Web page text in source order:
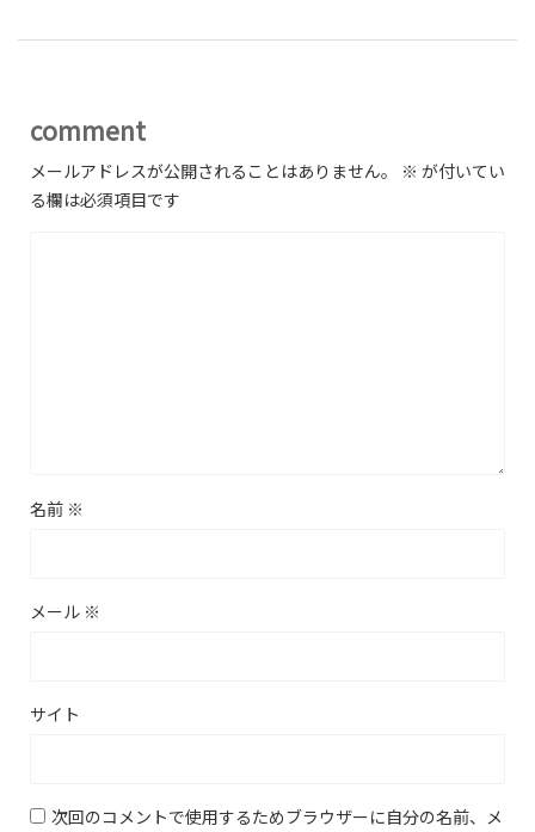
comment
メールアドレスが公開されることはありません。 ※ が付いてい
る欄は必須項目です
名前 ※
メール ※
サイト
次回のコメントで使用するためブラウザーに自分の名前、メ